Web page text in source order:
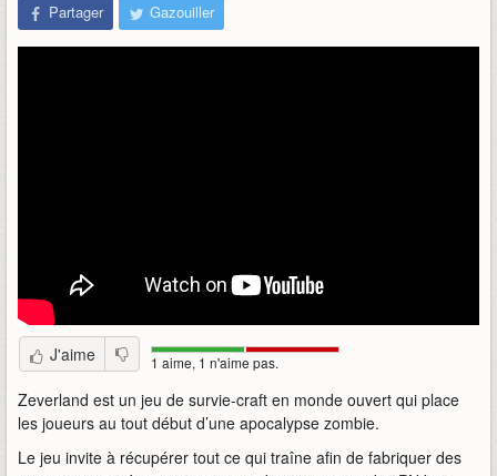
Partager Gazouiller
J'aime 1 aime, 1 n'aime pas.
Zeverland est un jeu de survie-craft en monde ouvert qui place
les joueurs au tout début d’une apocalypse zombie.
Le jeu invite à récupérer tout ce qui traîne afin de fabriquer des